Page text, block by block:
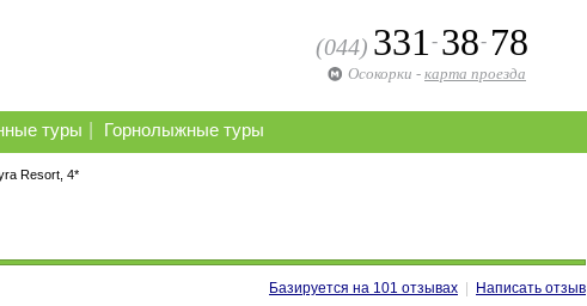
(044) 331 - 38- 78
Осокорки - карта проезда
туры Горнолыжные туры
Resort, 4*
Базируется на 101 отзывах Написать отзыв